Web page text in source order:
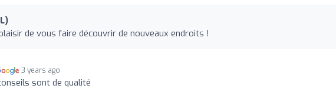
de vous faire découvrir de nouveaux endroits !
3 years ago
sont de qualité